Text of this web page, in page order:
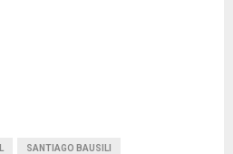
SANTIAGO BAUSILI